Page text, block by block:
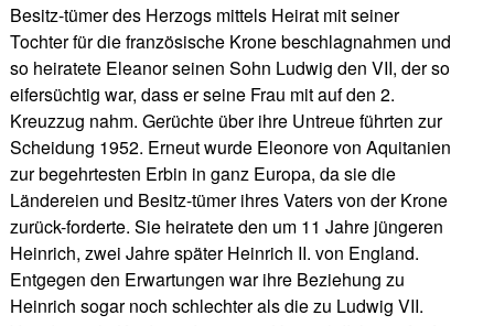
Besitz-tümer des Herzogs mittels Heirat mit seiner
Tochter für die französische Krone beschlagnahmen und
so heiratete Eleanor seinen Sohn Ludwig den VII, der so
eifersüchtig war, dass er seine Frau mit auf den 2.
Kreuzzug nahm. Gerüchte über ihre Untreue führten zur
Scheidung 1952. Erneut wurde Eleonore von Aquitanien
zur begehrtesten Erbin in ganz Europa, da sie die
Ländereien und Besitz-tümer ihres Vaters von der Krone
zurück-forderte. Sie heiratete den um 11 Jahre jüngeren
Heinrich, zwei Jahre später Heinrich II. von England.
Entgegen den Erwartungen war ihre Beziehung zu
Heinrich sogar noch schlechter als die zu Ludwig VII.